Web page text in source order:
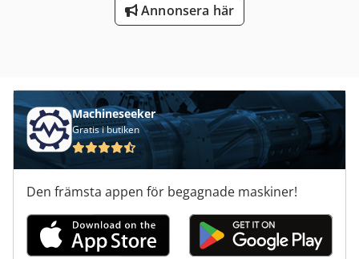
Annonsera här
Machineseeker
Gratis i butiken
Den främsta appen för begagnade maskiner!